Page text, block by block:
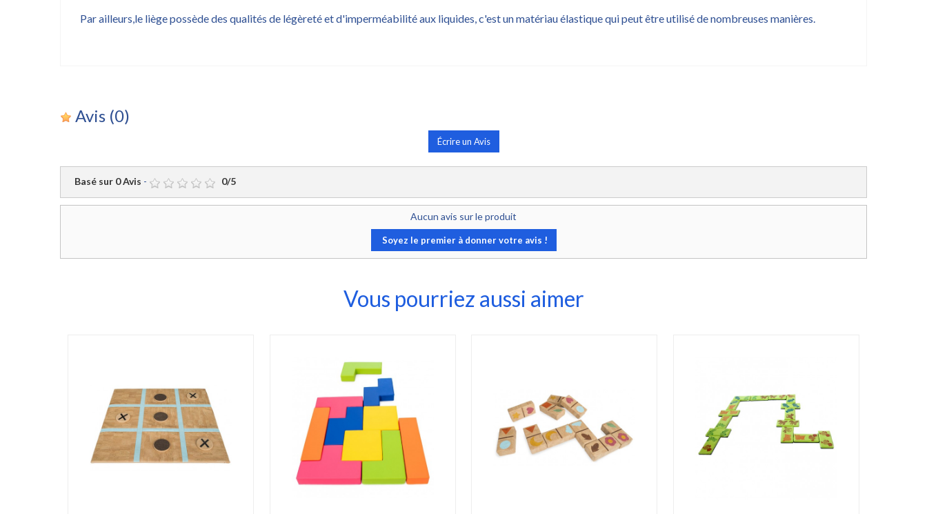
Par ailleurs,le liège possède des qualités de légèreté et d'imperméabilité aux liquides, c'est un matériau élastique qui peut être utilisé de nombreuses manières.
Avis (0)
Écrire un Avis
Basé sur 0Avis - 0/5
Aucun avis sur le produit
Soyez le premier à donner votre avis !
Vous pourriez aussi aimer